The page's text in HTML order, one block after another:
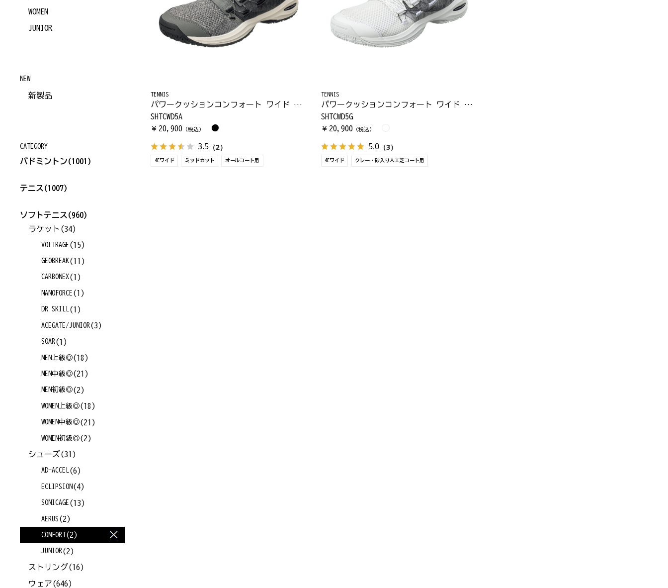
TENNIS
パワークッションコンフォート ワイド ダイヤル5 AC
SHTCWD5A
￥ 20,900 （税込）
3.5 （2）
4Eワイド ミッドカット オールコート用
TENNIS
パワークッションコンフォート ワイド ダイヤル5 GC
SHTCWD5G
￥ 20,900 （税込）
5.0（3）
4Eワイド クレー・砂入り人工芝コート用
WOMEN
JUNIOR
NEW
新製品
CATEGORY
バドミントン(1001)
テニス (1007)
ソフトテニス (960)
ラケット (34)
VOLTRAGE (15)
GEOBREAK (11)
CARBONEX (1)
NANOFORCE (1)
DR SKILL (1)
ACEGATE/JUNIOR (3)
SOAR (1)
MEN上級◎(18)
MEN中級◎(21)
MEN初級◎(2)
WOMEN上級◎(18)
WOMEN中級◎(21)
WOMEN初級◎(2)
シューズ(31)
AD-ACCEL (6)
ECLIPSION (4)
SONICAGE (13)
AERUS (2)
COMFORT (2)
JUNIOR (2)
ストリング(16)
ウェア(646)